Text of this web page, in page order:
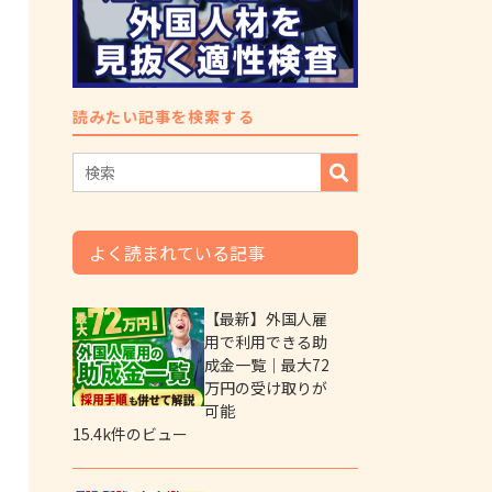
読みたい記事を検索する
よく読まれている記事
【最新】外国人雇
用で利用できる助
成金一覧｜最大72
万円の受け取りが
可能
15.4k件のビュー